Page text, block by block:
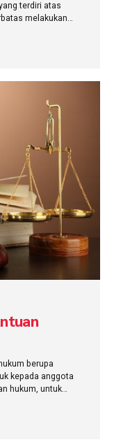
terdiri atas
melakukan
berupa
kepada anggota
hukum, untuk